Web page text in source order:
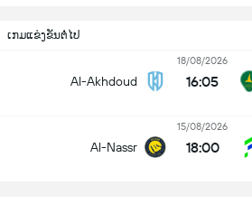
ເກມແຂ່ງຂັນຕໍ່ໄປ
Al-Akhdoud
18/08/2026
16:05
Al-Nassr
15/08/2026
18:00